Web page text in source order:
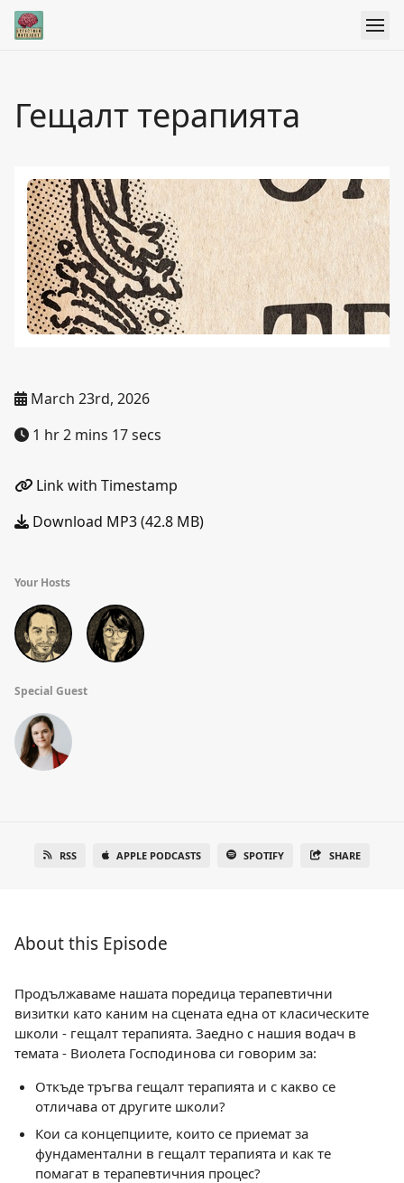
Гещалт терапията
March 23rd, 2026
1 hr 2 mins 17 secs
Link with Timestamp
Download MP3 (42.8 MB)
Your Hosts
Special Guest
RSS APPLE PODCASTS SPOTIFY SHARE
About this Episode
Продължаваме нашата поредица терапевтични
визитки като каним на сцената една от класическите
школи - гещалт терапията. Заедно с нашия водач в
темата - Виолета Господинова си говорим за:
Откъде тръгва гещалт терапията и с какво се
отличава от другите школи?
Кои са концепциите, които се приемат за
фундаментални в гещалт терапията и как те
помагат в терапевтичния процес?